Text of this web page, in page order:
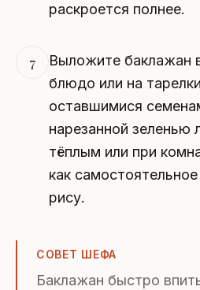
раскроется полнее.
7
Выложите баклажан
блюдо или на
оставшимися
нарезанной зеленью
тёплым или при
как
рису.
СОВЕТ ШЕФА
Баклажан быстро